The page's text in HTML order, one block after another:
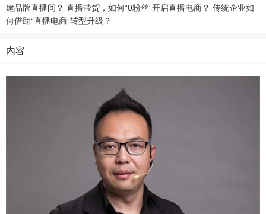
建品牌直播间？ 直播带货，如何“0粉丝”开启直播电商？ 传统企业如
何借助“直播电商”转型升级？
内容